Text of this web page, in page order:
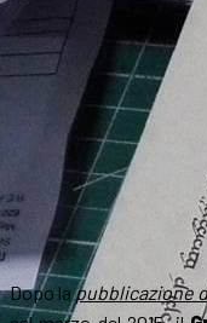
Dopo lapubblicazione